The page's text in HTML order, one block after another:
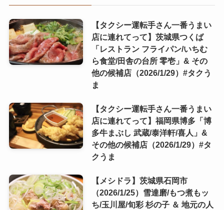
【タクシー運転手さん一番うまい
店に連れてって】茨城県つくば
「レストラン フライパン/いちむ
ら食堂/田舎の台所 零壱」& その
他の候補店（2026/1/29）#タクう
ま
【タクシー運転手さん一番うまい
店に連れてって】福岡県博多「博
多牛まぶし 武蔵/泰洋軒/喜人」&
その他の候補店（2026/1/29）#タ
クうま
【メシドラ】茨城県石岡市
（2026/1/25）雪達磨/もつ煮もッ
ち/玉川屋/旬彩 杉の子 ＆ 地元の人